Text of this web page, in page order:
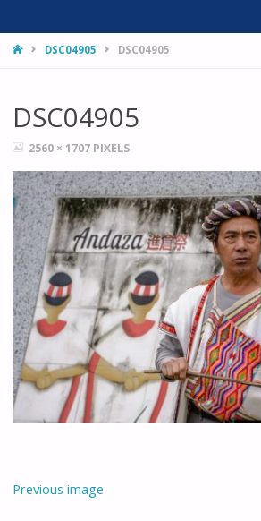
HOMEDSC04905 DSC04905
DSC04905
FULL2560 × 1707 PIXELS
Previous image